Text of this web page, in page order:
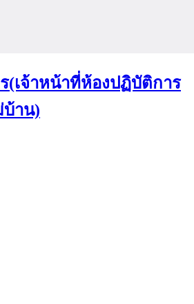
(เจ้าหน้าที่ห้องปฏิบัติการ
บ้าน)